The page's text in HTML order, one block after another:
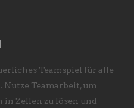
Teamspiel für alle
Teamarbeit, um
Zellen zu lösen und